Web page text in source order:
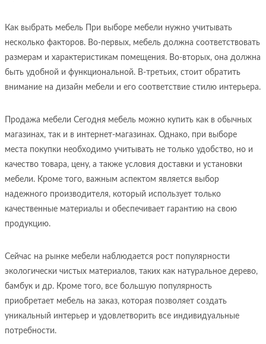
Как выбрать мебель При выборе мебели нужно учитывать
несколько факторов. Во-первых, мебель должна соответствовать
размерам и характеристикам помещения. Во-вторых, она должна
быть удобной и функциональной. В-третьих, стоит обратить
внимание на дизайн мебели и его соответствие стилю интерьера.
Продажа мебели Сегодня мебель можно купить как в обычных
магазинах, так и в интернет-магазинах. Однако, при выборе
места покупки необходимо учитывать не только удобство, но и
качество товара, цену, а также условия доставки и установки
мебели. Кроме того, важным аспектом является выбор
надежного производителя, который использует только
качественные материалы и обеспечивает гарантию на свою
продукцию.
Сейчас на рынке мебели наблюдается рост популярности
экологически чистых материалов, таких как натуральное дерево,
бамбук и др. Кроме того, все большую популярность
приобретает мебель на заказ, которая позволяет создать
уникальный интерьер и удовлетворить все индивидуальные
потребности.